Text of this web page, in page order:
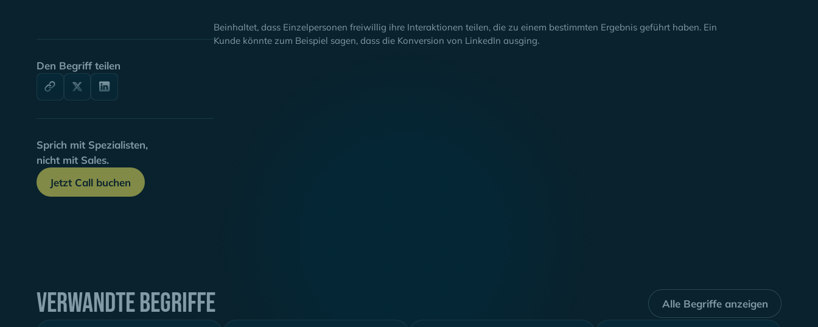
Den Begriff teilen
Sprich mit Spezialisten,
nicht mit Sales.
Jetzt Call buchen
Beinhaltet, dass Einzelpersonen freiwillig ihre Interaktionen teilen, die zu einem bestimmten Ergebnis geführt haben. Ein
Kunde könnte zum Beispiel sagen, dass die Konversion von LinkedIn ausging.
Verwandte Begriffe Alle Begriffe anzeigen